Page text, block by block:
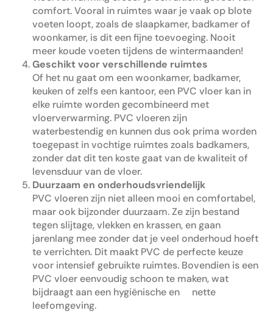
comfort. Vooral in ruimtes waar je vaak op blote
voeten loopt, zoals de slaapkamer, badkamer of
woonkamer, is dit een fijne toevoeging. Nooit
meer koude voeten tijdens de wintermaanden!
Geschikt voor verschillende ruimtes
Of het nu gaat om een woonkamer, badkamer,
keuken of zelfs een kantoor, een PVC vloer kan in
elke ruimte worden gecombineerd met
vloerverwarming. PVC vloeren zijn
waterbestendig en kunnen dus ook prima worden
toegepast in vochtige ruimtes zoals badkamers,
zonder dat dit ten koste gaat van de kwaliteit of
levensduur van de vloer.
Duurzaam en onderhoudsvriendelijk
PVC vloeren zijn niet alleen mooi en comfortabel,
maar ook bijzonder duurzaam. Ze zijn bestand
tegen slijtage, vlekken en krassen, en gaan
jarenlang mee zonder dat je veel onderhoud hoeft
te verrichten. Dit maakt PVC de perfecte keuze
voor intensief gebruikte ruimtes. Bovendien is een
PVC vloer eenvoudig schoon te maken, wat
bijdraagt aan een hygiënische en nette
leefomgeving.